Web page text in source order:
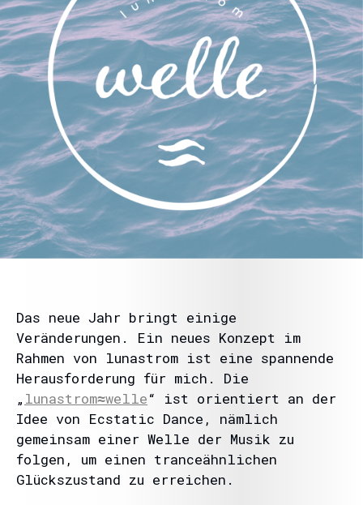
Das neue Jahr bringt einige
Veränderungen. Ein neues Konzept im
Rahmen von lunastrom ist eine spannende
Herausforderung für mich. Die
„ lunastrom≈welle“ ist orientiert an der
Idee von Ecstatic Dance, nämlich
gemeinsam einer Welle der Musik zu
folgen, um einen tranceähnlichen
Glückszustand zu erreichen.